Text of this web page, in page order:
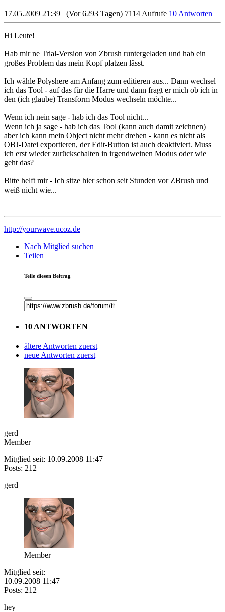
17.05.2009 21:39 (Vor 6293 Tagen) 7114 Aufrufe 10 Antworten
Hi Leute!
Hab mir ne Trial-Version von Zbrush runtergeladen und hab ein
großes Problem das mein Kopf platzen lässt.
Ich wähle Polyshere am Anfang zum editieren aus... Dann wechsel
ich das Tool - auf das für die Harre und dann fragt er mich ob ich in
den (ich glaube) Transform Modus wechseln möchte...
Wenn ich nein sage - hab ich das Tool nicht...
Wenn ich ja sage - hab ich das Tool (kann auch damit zeichnen)
aber ich kann mein Object nicht mehr drehen - kann es nicht als
OBJ-Datei exportieren, der Edit-Button ist auch deaktiviert. Muss
ich erst wieder zurückschalten in irgendweinen Modus oder wie
geht das?
Bitte helft mir - Ich sitze hier schon seit Stunden vor ZBrush und
weiß nicht wie...
http://yourwave.ucoz.de
Nach Mitglied suchen
Teilen
Teile diesen Beitrag
10 ANTWORTEN
ältere Antworten zuerst
neue Antworten zuerst
gerd
Member
Mitglied seit: 10.09.2008 11:47
Posts: 212
gerd
Member
Mitglied seit:
10.09.2008 11:47
Posts: 212
hey